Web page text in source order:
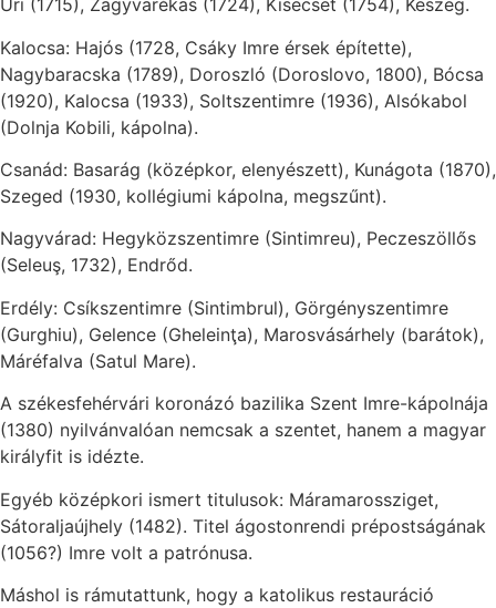
Úri (1715), Zagyvarékas (1724), Kisecset (1754), Keszeg.
Kalocsa: Hajós (1728, Csáky Imre érsek építette),
Nagybaracska (1789), Doroszló (Doroslovo, 1800), Bócsa
(1920), Kalocsa (1933), Soltszentimre (1936), Alsókabol
(Dolnja Kobili, kápolna).
Csanád: Basarág (középkor, elenyészett), Kunágota (1870),
Szeged (1930, kollégiumi kápolna, megszűnt).
Nagyvárad: Hegyközszentimre (Sintimreu), Peczeszöllős
(Seleuş, 1732), Endrőd.
Erdély: Csíkszentimre (Sintimbrul), Görgényszentimre
(Gurghiu), Gelence (Gheleinţa), Marosvásárhely (barátok),
Máréfalva (Satul Mare).
A székesfehérvári koronázó bazilika Szent Imre-kápolnája
(1380) nyilvánvalóan nemcsak a szentet, hanem a magyar
királyfit is idézte.
Egyéb középkori ismert titulusok: Máramarossziget,
Sátoraljaújhely (1482). Titel ágostonrendi prépostságának
(1056?) Imre volt a patrónusa.
Máshol is rámutattunk, hogy a katolikus restauráció